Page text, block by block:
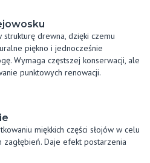
strukturę drewna, dzięki czemu
piękno i jednocześnie
Wymaga częstszej konserwacji, ale
punktowych renowacji.
miękkich części słojów w celu
zagłębień. Daje efekt postarzenia